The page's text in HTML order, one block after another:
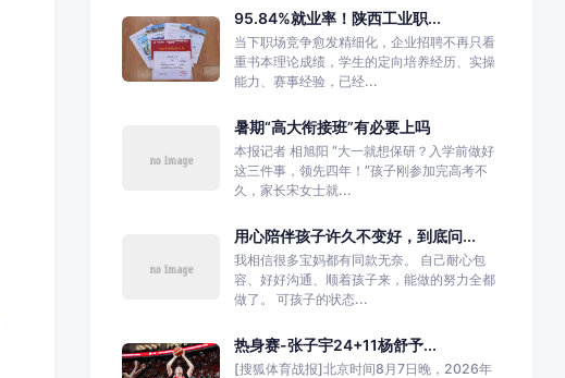
95.84%就业率！陕西工业职...
当下职场竞争愈发精细化，企业招聘不再只看
重书本理论成绩，学生的定向培养经历、实操
能力、赛事经验，已经...
暑期“高大衔接班”有必要上吗
本报记者 相旭阳 “大一就想保研？入学前做好
这三件事，领先四年！”孩子刚参加完高考不
久，家长宋女士就...
用心陪伴孩子许久不变好，到底问...
我相信很多宝妈都有同款无奈。 自己耐心包
容、好好沟通、顺着孩子来，能做的努力全都
做了。 可孩子的状态...
热身赛-张子宇24+11杨舒予...
[搜狐体育战报]北京时间8月7日晚，2026年